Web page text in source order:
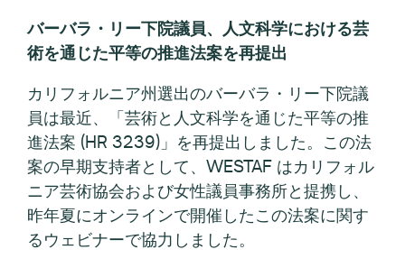
バーバラ・リー下院議員、人文科学における芸
術を通じた平等の推進法案を再提出
カリフォルニア州選出のバーバラ・リー下院議
員は最近、「芸術と人文科学を通じた平等の推
進法案 (HR 3239)」を再提出しました。この法
案の早期支持者として、WESTAF はカリフォル
ニア芸術協会および女性議員事務所と提携し、
昨年夏にオンラインで開催したこの法案に関す
るウェビナーで協力しました。